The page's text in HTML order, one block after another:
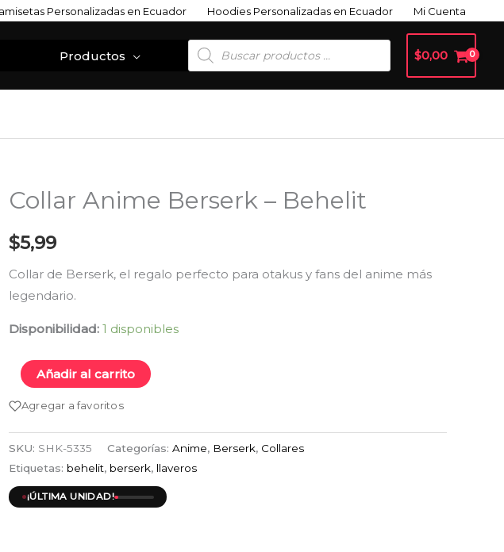
Personalizadas en Ecuador Hoodies Personalizadas en Ecuador Mi Cuenta
Productos
Búsqueda
De
Productos
$0,00
Collar Anime Berserk – Behelit
$5,99
Collar de Berserk, el regalo perfecto para otakus y fans del anime más
legendario.
Disponibilidad: 1 disponibles
Collar
Berserk
Behelit
cantidad
Añadir al carrito
Agregar a favoritos
SKU: SHK-5335 Categorías: Anime, Berserk, Collares
Etiquetas: behelit, berserk, llaveros
¡ÚLTIMA UNIDAD!